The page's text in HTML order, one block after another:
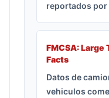
reportados por
FMCSA: Large
Facts
Datos de
vehiculos